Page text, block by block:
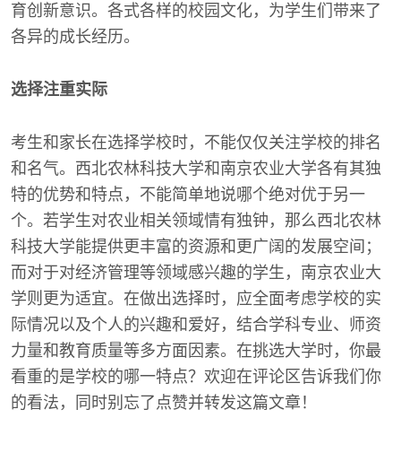
育创新意识。各式各样的校园文化，为学生们带来了
各异的成长经历。
选择注重实际
考生和家长在选择学校时，不能仅仅关注学校的排名
和名气。西北农林科技大学和南京农业大学各有其独
特的优势和特点，不能简单地说哪个绝对优于另一
个。若学生对农业相关领域情有独钟，那么西北农林
科技大学能提供更丰富的资源和更广阔的发展空间；
而对于对经济管理等领域感兴趣的学生，南京农业大
学则更为适宜。在做出选择时，应全面考虑学校的实
际情况以及个人的兴趣和爱好，结合学科专业、师资
力量和教育质量等多方面因素。在挑选大学时，你最
看重的是学校的哪一特点？欢迎在评论区告诉我们你
的看法，同时别忘了点赞并转发这篇文章！